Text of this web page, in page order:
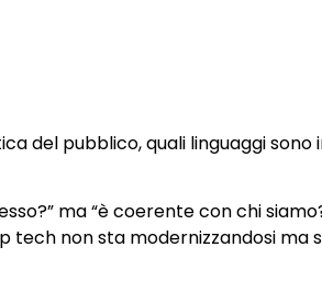
del pubblico, quali linguaggi sono
ma “è coerente con chi
tech non sta modernizzandosi